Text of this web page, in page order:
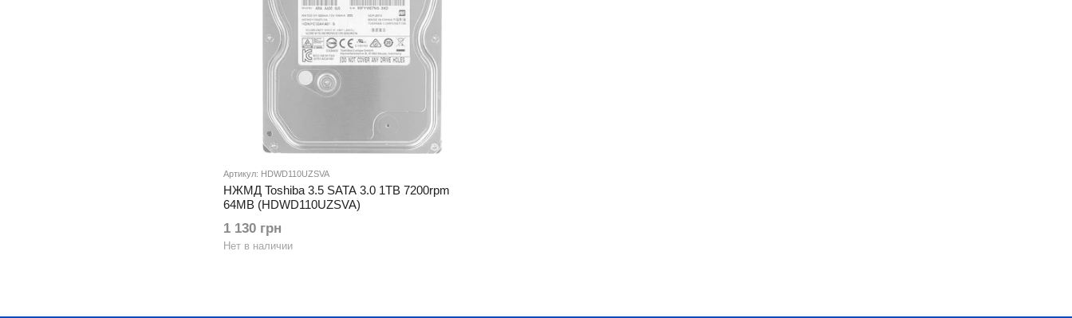
Артикул: HDWD110UZSVA
НЖМД Toshiba 3.5 SATA 3.0 1TB 7200rpm
64MB (HDWD110UZSVA)
1 130 грн
Нет в наличии